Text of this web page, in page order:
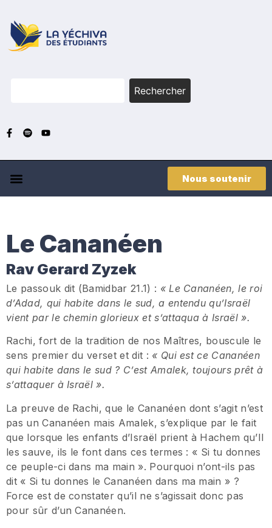
Rechercher
Nous soutenir
Le Cananéen
Rav Gerard Zyzek
Le passouk dit (Bamidbar 21.1) : « Le Cananéen, le roi
d’Adad, qui habite dans le sud, a entendu qu’Israël
vient par le chemin glorieux et s’attaqua à Israël ».
Rachi, fort de la tradition de nos Maîtres, bouscule le
sens premier du verset et dit : « Qui est ce Cananéen
qui habite dans le sud ? C’est Amalek, toujours prêt à
s’attaquer à Israël ».
La preuve de Rachi, que le Cananéen dont s’agit n’est
pas un Cananéen mais Amalek, s’explique par le fait
que lorsque les enfants d’Israël prient à Hachem qu’Il
les sauve, ils le font dans ces termes : « Si tu donnes
ce peuple-ci dans ma main ». Pourquoi n’ont-ils pas
dit « Si tu donnes le Cananéen dans ma main » ?
Force est de constater qu’il ne s’agissait donc pas
pour sûr d’un Cananéen.